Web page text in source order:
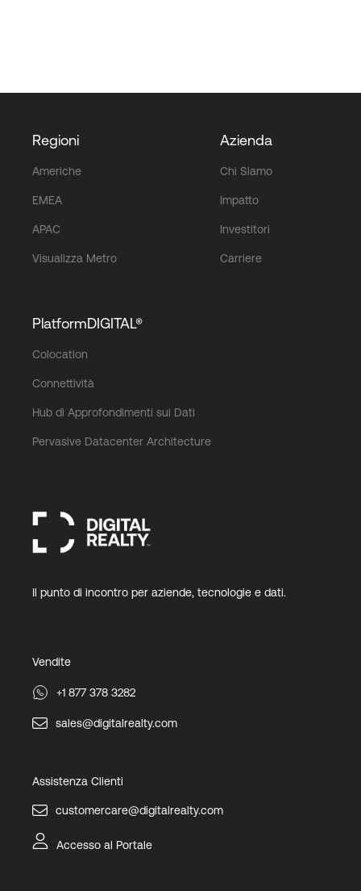
Regioni
Americhe
EMEA
APAC
Visualizza Metro
Azienda
Chi Siamo
Impatto
Investitori
Carriere
PlatformDIGITAL®
Colocation
Connettività
Hub di Approfondimenti sui Dati
Pervasive Datacenter Architecture
Il punto di incontro per aziende, tecnologie e dati.
Vendite
+1 877 378 3282
sales@digitalrealty.com
Assistenza Clienti
customercare@digitalrealty.com
Accesso al Portale